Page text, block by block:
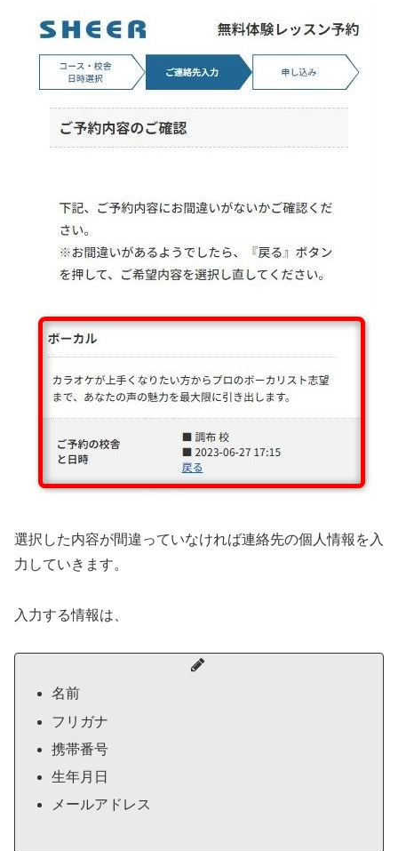
選択した内容が間違っていなければ連絡先の個人情報を入
力していきます。
入力する情報は、
名前
フリガナ
携帯番号
生年月日
メールアドレス